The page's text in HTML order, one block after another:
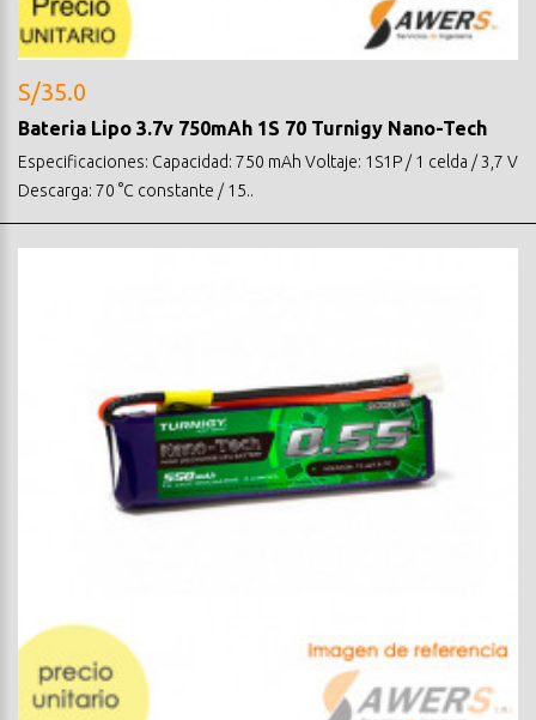
S/35.0
Bateria Lipo 3.7v 750mAh 1S 70 Turnigy Nano-Tech
Especificaciones: Capacidad: 750 mAh Voltaje: 1S1P / 1 celda / 3,7 V
Descarga: 70 °C constante / 15..